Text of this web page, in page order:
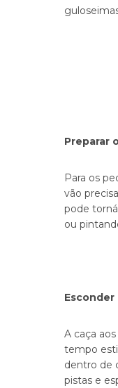
Preparar
Para os
vão
pode
ou
Esconder
A caça
tempo
dentro de
pistas e